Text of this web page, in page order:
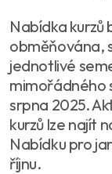
Nabídka kurzů
obměňována,
jednotlivé
mimořádného
srpna 2025.
kurzů lze najít
Nabídku pro
říjnu.